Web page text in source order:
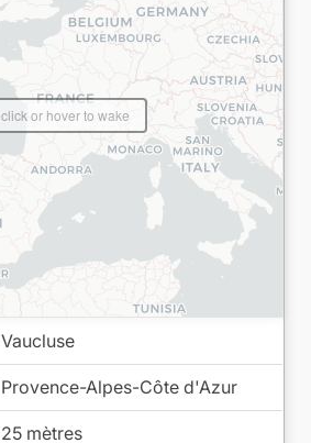
click or hover to wake
Vaucluse
Provence-Alpes-Côte d'Azur
25 mètres